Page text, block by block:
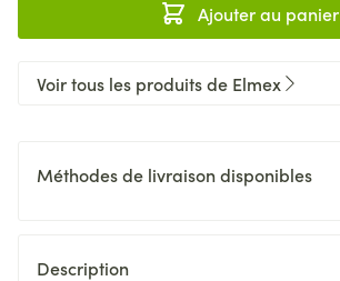
Ajouter au panier
Voir tous les produits de Elmex
Méthodes de livraison disponibles
Description